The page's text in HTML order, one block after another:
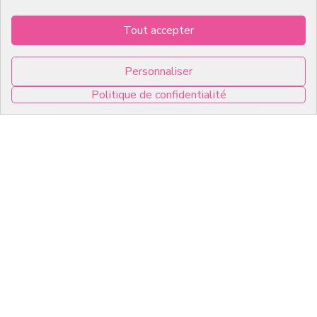
Bons plans
Qui sommes-nous ?
Packaging Pâtisserie
Contact
Tout accepter
Personnaliser
Politique de confidentialité